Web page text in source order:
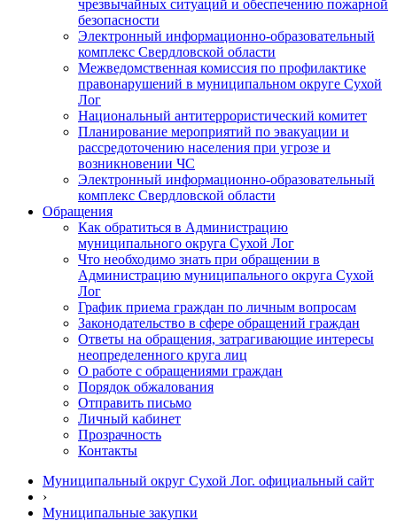
чрезвычайных ситуаций и обеспечению пожарной
безопасности
Электронный информационно-образовательный
комплекс Cвердловской области
Межведомственная комиссия по профилактике
правонарушений в муниципальном округе Сухой
Лог
Национальный антитеррористический комитет
Планирование мероприятий по эвакуации и
рассредоточению населения при угрозе и
возникновении ЧС
Электронный информационно-образовательный
комплекс Свердловской области
Обращения
Как обратиться в Администрацию
муниципального округа Сухой Лог
Что необходимо знать при обращении в
Администрацию муниципального округа Сухой
Лог
График приема граждан по личным вопросам
Законодательство в сфере обращений граждан
Ответы на обращения, затрагивающие интересы
неопределенного круга лиц
О работе с обращениями граждан
Порядок обжалования
Отправить письмо
Личный кабинет
Прозрачность
Контакты
Муниципальный округ Сухой Лог. официальный сайт
›
Муниципальные закупки